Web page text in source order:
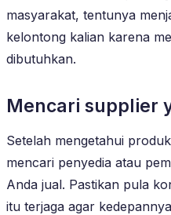
masyarakat, tentunya
kelontong kalian karena
dibutuhkan.
Mencari supplier
Setelah mengetahui
mencari penyedia atau
Anda jual. Pastikan pula
itu terjaga agar